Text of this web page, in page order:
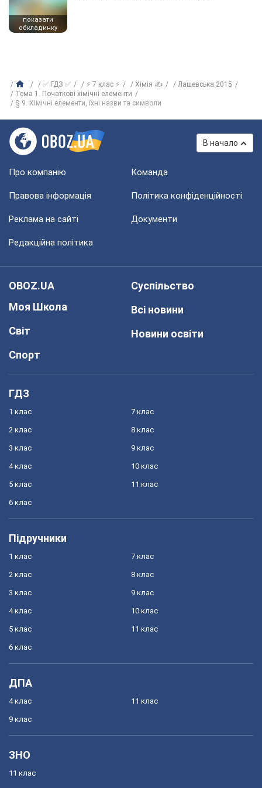
показати
обкладинку
✅ ГДЗ ✅ ⚡ 7 клас ⚡ Хімія ✍
Лашевська 2015
Тема 1. Початкові хімічні елементи
§ 9. Хімічні елементи, їхні назви та символи
В начало
Про компанію Команда
Правова інформація Політика конфіденційності
Реклама на сайті Документи
Редакційна політика
OBOZ.UA
Моя Школа
Світ
Спорт
Суспільство
Всі новини
Новини освіти
ГДЗ
1 клас
2 клас
3 клас
4 клас
5 клас
6 клас
7 клас
8 клас
9 клас
10 клас
11 клас
Підручники
1 клас
2 клас
3 клас
4 клас
5 клас
6 клас
7 клас
8 клас
9 клас
10 клас
11 клас
ДПА
4 клас
9 клас
11 клас
ЗНО
11 клас